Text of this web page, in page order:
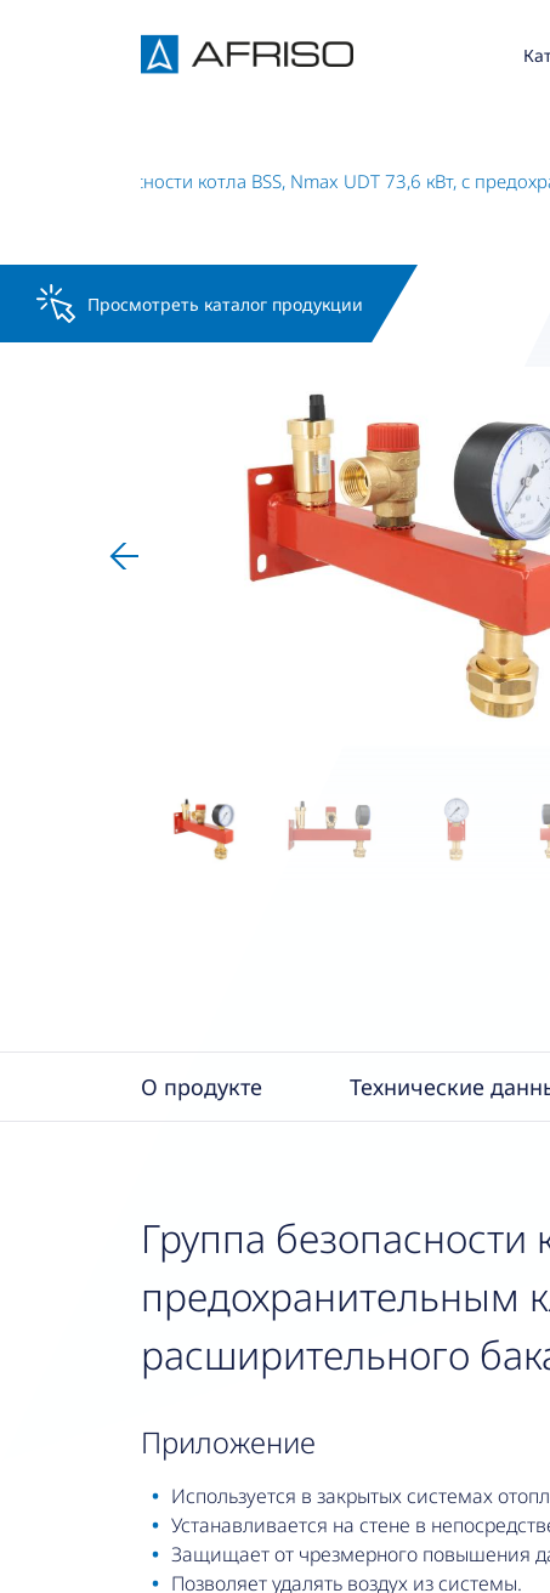
Группа безопасности котла BSS, Nmax UDT 73,6 кВт, с
Просмотреть каталог продукции
О продукте Технические
Группа безопасности
предохранительным
расширительного
приложение
Используется в закрытых системах
Устанавливается на стене в
Защищает от чрезмерного повышения
Позволяет удалять воздух из системы.